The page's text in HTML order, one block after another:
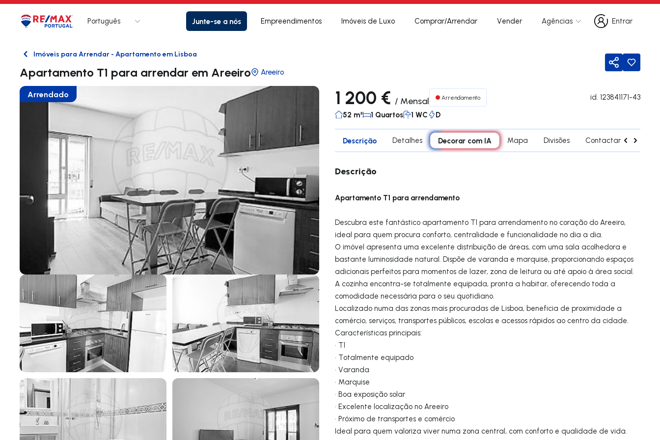
Logo Ir para página inicial
Português Junte-se a nós Empreendimentos Imóveis de Luxo Comprar/Arrendar Vender Agências
Entrar
Entrar
VoltarImóveis para Arrendar - Apartamento em Lisboa
Apartamento T1 para arrendar em Areeiro Areeiro Partilhar
Arrendado 1 200 € / Mensal Arrendamento id. 123841171-43
52 m² 1 Quartos 1 WC D
Descrição Detalhes Decorar com IA Mapa Divisões Contactar agente
Descrição
Apartamento T1 para arrendamento
Descubra este fantástico apartamento T1 para arrendamento no coração do Areeiro,
ideal para quem procura conforto, centralidade e funcionalidade no dia a dia.
O imóvel apresenta uma excelente distribuição de áreas, com uma sala acolhedora e
bastante luminosidade natural. Dispõe de varanda e marquise, proporcionando espaços
adicionais perfeitos para momentos de lazer, zona de leitura ou até apoio à área social.
A cozinha encontra-se totalmente equipada, pronta a habitar, oferecendo toda a
comodidade necessária para o seu quotidiano.
Localizado numa das zonas mais procuradas de Lisboa, beneficia de proximidade a
comércio, serviços, transportes públicos, escolas e acessos rápidos ao centro da cidade.
Características principais:
• T1
• Totalmente equipado
• Varanda
• Marquise
• Boa exposição solar
• Excelente localização no Areeiro
• Próximo de transportes e comércio
Ideal para quem valoriza viver numa zona central, com conforto e qualidade de vida.